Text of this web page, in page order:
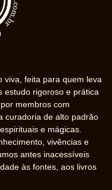
viva, feita para quem leva
estudo rigoroso e prática
membros com
curadoria de alto padrão
e mágicas.
vivências e
antes inacessíveis
às fontes, aos livros